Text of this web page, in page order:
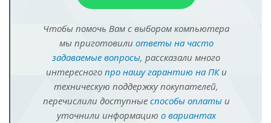
Чтобы помочь Вам с выбором компьютера
мы приготовили ответы на часто
задаваемые вопросы, рассказали много
интересного про нашу гарантию на ПКи
техническую поддержку покупателей,
перечислили доступные способы оплатыи
уточнили информацию о вариантах